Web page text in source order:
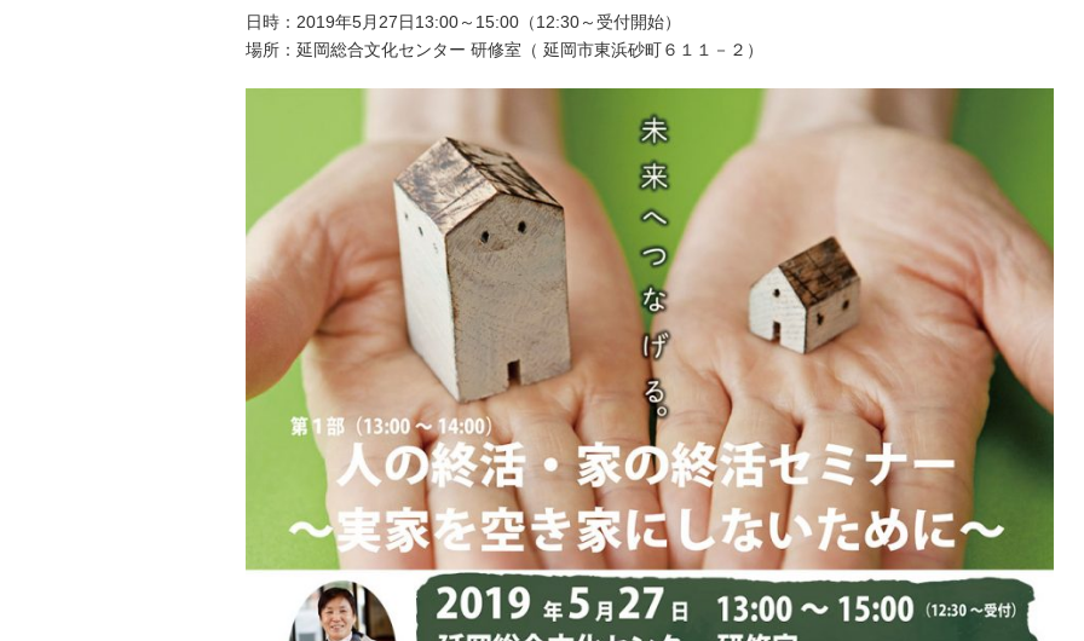
日時：2019年5月27日13:00～15:00（12:30～受付開始）
場所：延岡総合文化センター 研修室（ 延岡市東浜砂町６１１－２）